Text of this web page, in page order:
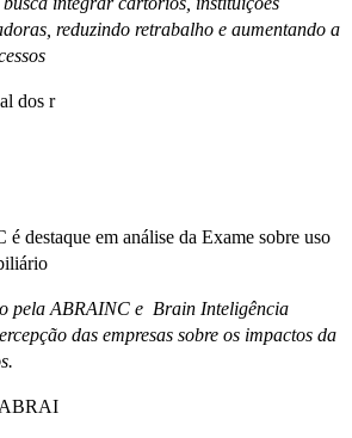
reduzindo retrabalho e aumentando a
dos r
destaque em análise da Exame sobre uso
pela ABRAINC e Brain Inteligência
das empresas sobre os impactos da
ABRAI